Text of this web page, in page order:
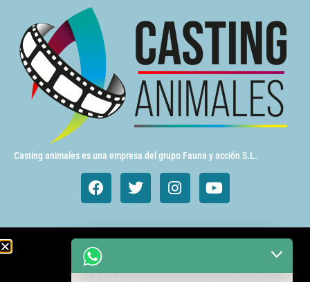
Casting animales es una empresa del grupo Fauna y acción S.L.
Animales de cine y TV